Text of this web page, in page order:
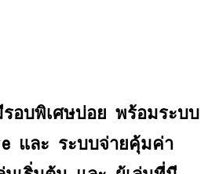
รอบพิเศษบ่อย พร้อมระบบ
และ ระบบจ่ายคุ้มค่า